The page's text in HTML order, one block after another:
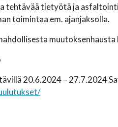
tehtävää tietyötä ja
toimintaa em. ajanjaksolla.
20.6.2024 – 27.7.2024